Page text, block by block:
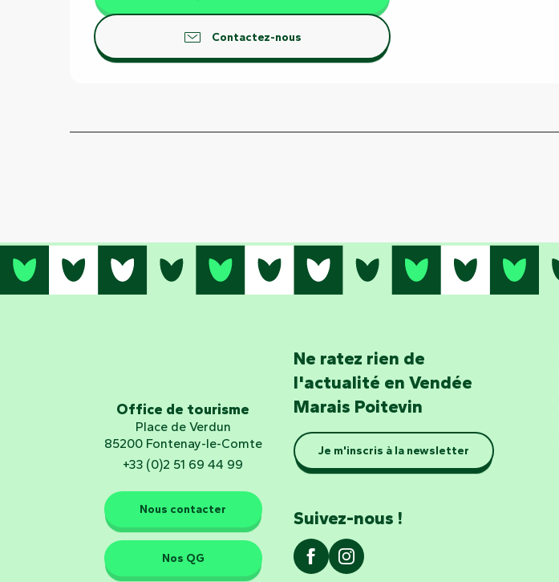
Contactez-nous
Office de tourisme
Place de Verdun
85200 Fontenay-le-Comte
+33 (0)2 51 69 44 99
Nous contacter
Nos QG
Ne ratez rien de
l'actualité en Vendée
Marais Poitevin
Je m'inscris à la newsletter
Suivez-nous !